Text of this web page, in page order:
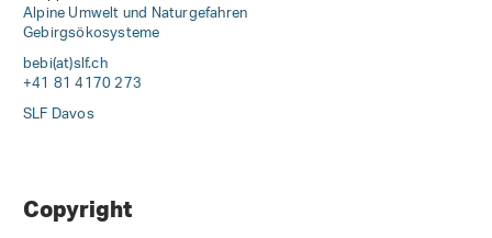
Alpine Umwelt und Naturgefahren
Gebirgsökosysteme
bebi(at)slf.ch
+41 81 4170 273
SLF Davos
Copyright